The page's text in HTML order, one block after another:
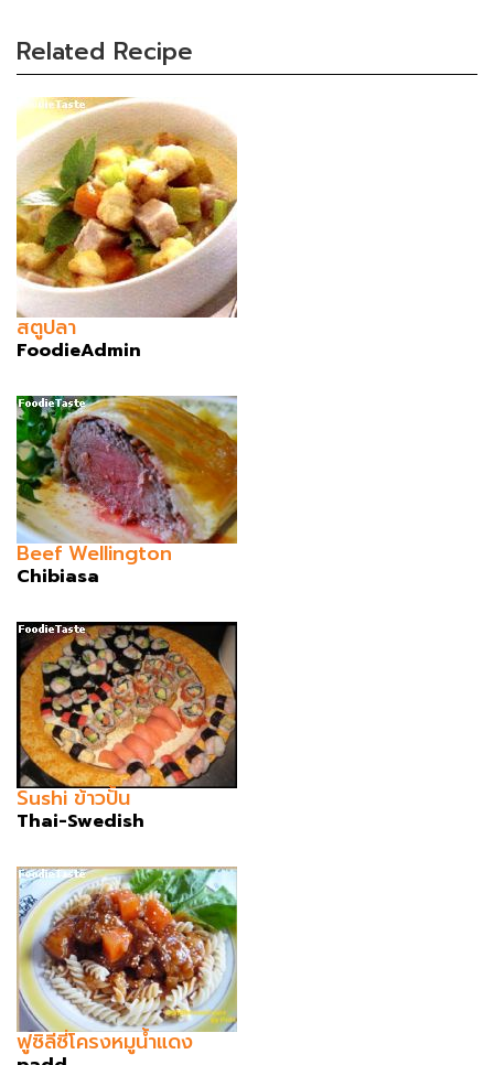
Related Recipe
สตูปลา
FoodieAdmin
Beef Wellington
Chibiasa
Sushi ข้าวปั้น
Thai-Swedish
ฟูซิลีซี่โครงหมูน้ำแดง